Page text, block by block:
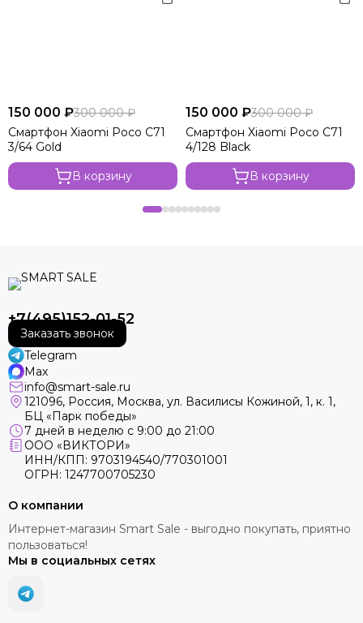
150 000 ₽300 000 ₽
Смартфон Xiaomi Poco C71
3/64 Gold
В корзину
150 000 ₽300 000 ₽
Смартфон Xiaomi Poco C71
4/128 Black
В корзину
+7(495)152-01-52
Заказать звонок
Telegram
Max
info@smart-sale.ru
121096, Россия, Москва, ул. Василисы Кожиной, 1, к. 1,
БЦ «Парк победы»
7 дней в неделю с 9:00 до 21:00
ООО «ВИКТОРИ»
ИНН/КПП: 9703194540/770301001
ОГРН: 1247700705230
О компании
Интернет-магазин Smart Sale - выгодно покупать, приятно
пользоваться!
Мы в социальных сетях